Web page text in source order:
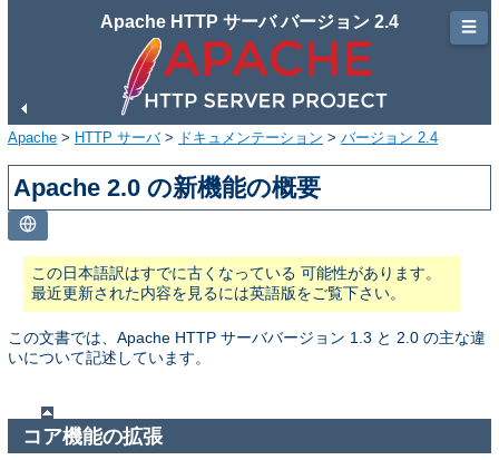
Apache HTTP サーバ バージョン 2.4
Apache > HTTP サーバ> ドキュメンテーション > バージョン 2.4
Apache 2.0 の新機能の概要
この日本語訳はすでに古くなっている 可能性があります。
最近更新された内容を見るには英語版をご覧下さい。
この文書では、Apache HTTP サーババージョン 1.3 と 2.0 の主な違
いについて記述しています。
コア機能の拡張
☰